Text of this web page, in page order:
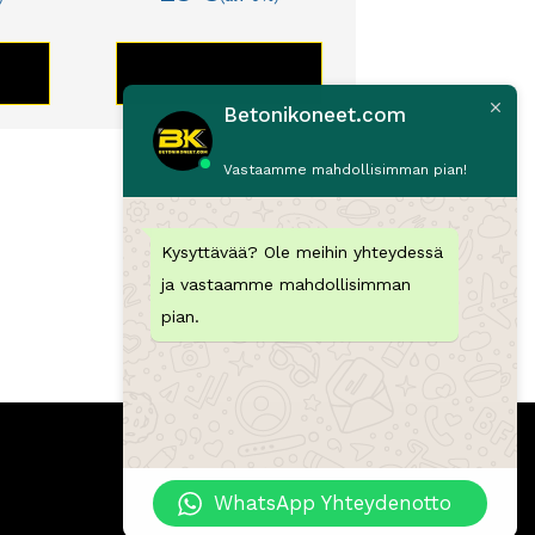
Betonikoneet.com
Vastaamme mahdollisimman pian!
Kysyttävää? Ole meihin yhteydessä
ja vastaamme mahdollisimman
pian.
WhatsApp Yhteydenotto